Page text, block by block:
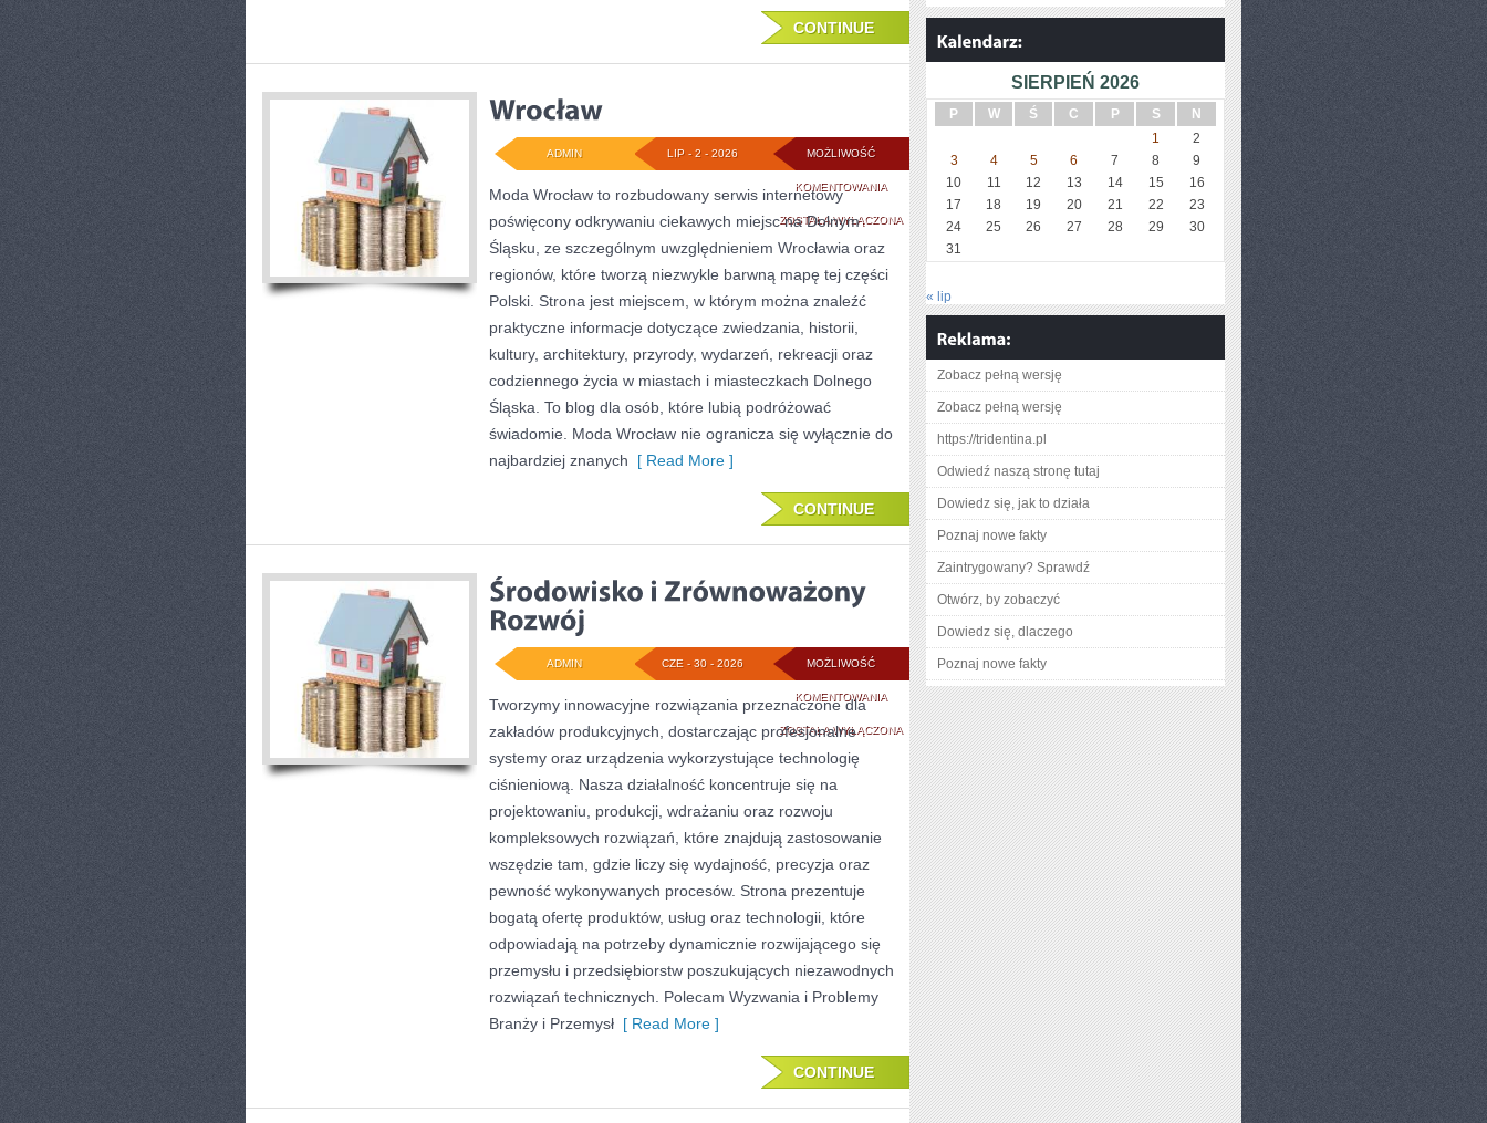
CONTINUE
MOŻLIWOŚĆ
KOMENTOWANIAWROCŁAW
ZOSTAŁA WYŁĄCZONA
LIP - 2 - 2026
ADMIN
Moda Wrocław to rozbudowany serwis internetowy
poświęcony odkrywaniu ciekawych miejsc na Dolnym
Śląsku, ze szczególnym uwzględnieniem Wrocławia oraz
regionów, które tworzą niezwykle barwną mapę tej części
Polski. Strona jest miejscem, w którym można znaleźć
praktyczne informacje dotyczące zwiedzania, historii,
kultury, architektury, przyrody, wydarzeń, rekreacji oraz
codziennego życia w miastach i miasteczkach Dolnego
Śląska. To blog dla osób, które lubią podróżować
świadomie. Moda Wrocław nie ogranicza się wyłącznie do
najbardziej znanych [ Read More ]
CONTINUE
MOŻLIWOŚĆ
KOMENTOWANIAŚRODOWISKO
I
ZRÓWNOWAŻONY
ROZWÓJ
ZOSTAŁA WYŁĄCZONA
CZE - 30 - 2026
ADMIN
Tworzymy innowacyjne rozwiązania przeznaczone dla
zakładów produkcyjnych, dostarczając profesjonalne
systemy oraz urządzenia wykorzystujące technologię
ciśnieniową. Nasza działalność koncentruje się na
projektowaniu, produkcji, wdrażaniu oraz rozwoju
kompleksowych rozwiązań, które znajdują zastosowanie
wszędzie tam, gdzie liczy się wydajność, precyzja oraz
pewność wykonywanych procesów. Strona prezentuje
bogatą ofertę produktów, usług oraz technologii, które
odpowiadają na potrzeby dynamicznie rozwijającego się
przemysłu i przedsiębiorstw poszukujących niezawodnych
rozwiązań technicznych. Polecam Wyzwania i Problemy
Branży i Przemysł [ Read More ]
CONTINUE
SIERPIEŃ 2026
P W Ś C P S
N
1
2
3
4 5 6 7 8
9
10
11 12 13 14 15
16
17
18 19 20 21 22
23
24
25 26 27 28 29
30
31
« lip
Zobacz pełną wersję
Zobacz pełną wersję
https://tridentina.pl
Odwiedź naszą stronę tutaj
Dowiedz się, jak to działa
Poznaj nowe fakty
Zaintrygowany? Sprawdź
Otwórz, by zobaczyć
Dowiedz się, dlaczego
Poznaj nowe fakty